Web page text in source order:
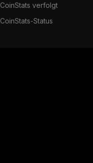
CoinStats verfolgt
CoinStats-Status